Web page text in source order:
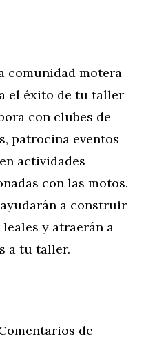
comunidad motera
el éxito de tu taller
con clubes de
patrocina eventos
actividades
con las motos.
a construir
y atraerán a
a tu taller.
de